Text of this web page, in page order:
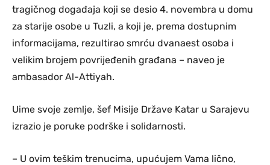
tragičnog događaja koji se desio 4. novembra u domu
za starije osobe u Tuzli, a koji je, prema dostupnim
informacijama, rezultirao smrću dvanaest osoba i
velikim brojem povrijeđenih građana – naveo je
ambasador Al-Attiyah.
Uime svoje zemlje, šef Misije Države Katar u Sarajevu
izrazio je poruke podrške i solidarnosti.
– U ovim teškim trenucima, upućujem Vama lično,